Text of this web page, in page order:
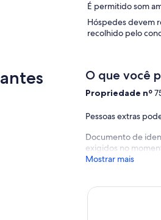
É permitido som
Hóspedes devem
recolhido pelo
O que você
Propriedade nº
Pessoas extras
Documento de
exigidos no
Mostrar mais